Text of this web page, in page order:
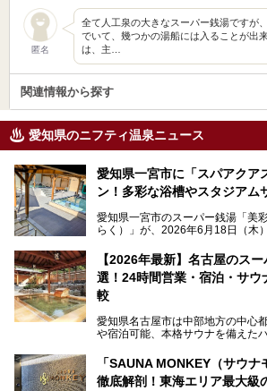
匿名
全て人工泉の大きなスーパー銭湯ですが
でいて、幾つかの湯船には入ることが出
は、主…
関連情報から探す
愛知県のニフティ温泉ニュース
愛知県一宮市に「スパアクア
ン！多彩な浴槽やスタジアム
愛知県一宮市のスーパー銭湯「美
らく）」が、2026年6月18日（木
この地で30年にわたり愛され続け
地元住民をはじめオープンを待ち
ないでしょうか。
老朽化した設備の補修を機に、2年
ってきたというだけあって、館内
以前の4倍に拡張したという露天エ
容の巨大なスタジアムサウナに、
までまるごと楽しめる施設に生ま
今回は、全面リニューアルして新
【2026年最新】名古屋のス
選！24時間営業・宿泊・サウ
較
愛知県名古屋市は中部地方の中心
や宿泊可能、本格サウナを備えた
そのため、「日々の仕事の疲れを
い」「休日に時間を忘れて1日中
「SAUNA MONKEY（サウ
徹底解剖！東海エリア最大級